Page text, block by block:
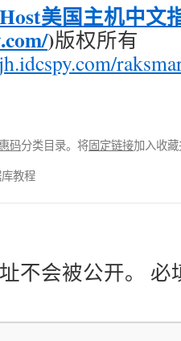
美国主机中文
)版权所有
码分类目录。将固定链接加入收
教程
不会被公开。 必